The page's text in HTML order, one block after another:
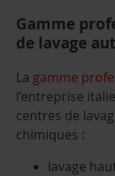
Gamme
de lavage
La gamme
l’entreprise
centres de
chimiques :
lavage